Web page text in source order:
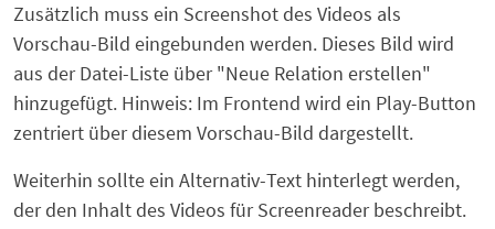
Zusätzlich muss ein Screenshot des Videos als
Vorschau-Bild eingebunden werden. Dieses Bild wird
aus der Datei-Liste über "Neue Relation erstellen"
hinzugefügt. Hinweis: Im Frontend wird ein Play-Button
zentriert über diesem Vorschau-Bild dargestellt.
Weiterhin sollte ein Alternativ-Text hinterlegt werden,
der den Inhalt des Videos für Screenreader beschreibt.